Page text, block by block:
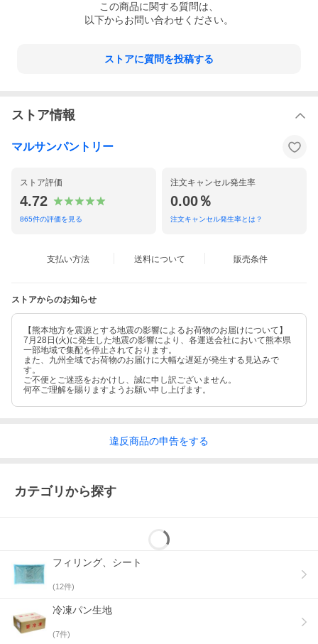
この商品に関する質問は、
以下からお問い合わせください。
ストアに質問を投稿する
ストア情報
マルサンパントリー
ストア評価
4.72
865件の評価を見る
注文キャンセル発生率
0.00％
注文キャンセル発生率とは？
支払い方法 送料について 販売条件
ストアからのお知らせ
【熊本地方を震源とする地震の影響によるお荷物のお届けについて】
7月28日(火)に発生した地震の影響により、各運送会社において熊本県
一部地域で集配を停止されております。
また、九州全域でお荷物のお届けに大幅な遅延が発生する見込みで
す。
ご不便とご迷惑をおかけし、誠に申し訳ございません。
何卒ご理解を賜りますようお願い申し上げます。
違反商品の申告をする
カテゴリから探す
フィリング、シート
(12件)
冷凍パン生地
(7件)